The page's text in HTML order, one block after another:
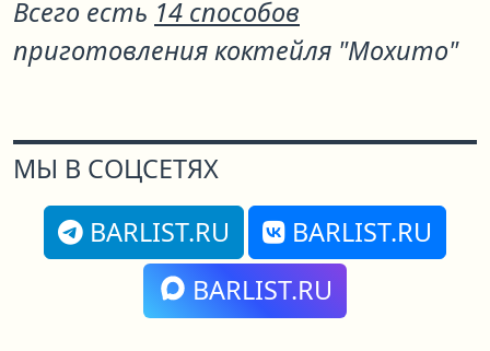
Всего есть 14 способов
приготовления коктейля "Мохито"
МЫ В СОЦСЕТЯХ
BARLIST.RU
BARLIST.RU
BARLIST.RU